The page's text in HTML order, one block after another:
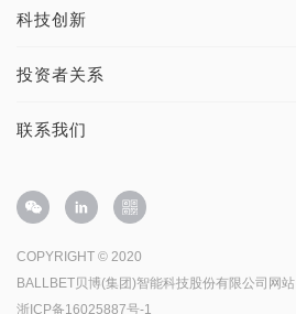
科技创新
投资者关系
联系我们
COPYRIGHT © 2020
BALLBET贝博(集团)智能科技股份有限公司网站
浙ICP备16025887号-1